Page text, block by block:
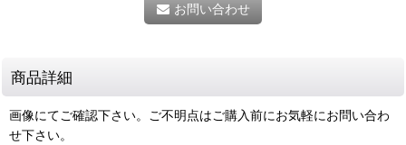
お問い合わせ
商品詳細
画像にてご確認下さい。ご不明点はご購入前にお気軽にお問い合わ
せ下さい。